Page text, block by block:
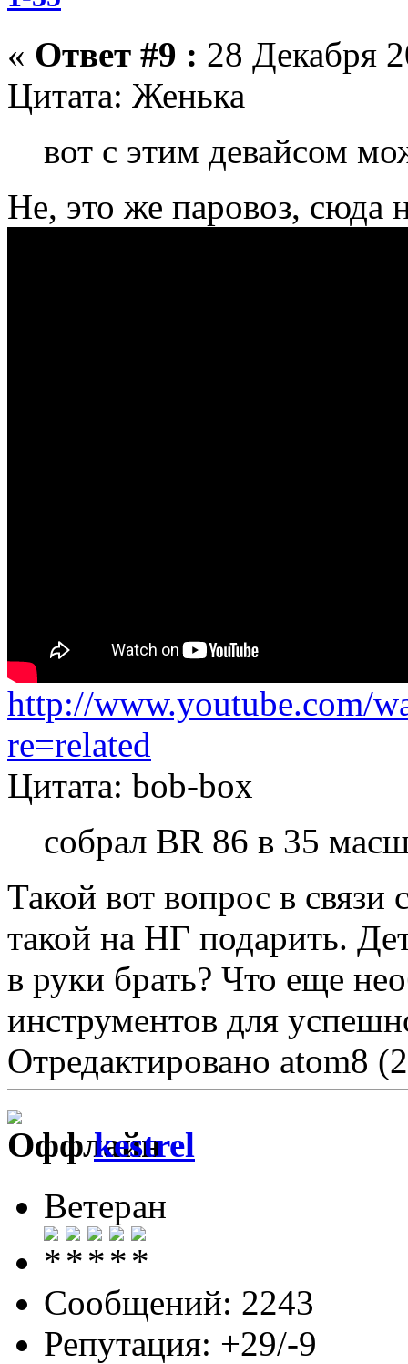
« Ответ #9 : 28 Декабря
Цитата: Женька
вот с этим девайсом
Не, это же паровоз, сюда
http://www.youtube.com/
re=related
Цитата: bob-box
собрал BR 86 в 35
Такой вот вопрос в связи
такой на НГ подарить.
в руки брать? Что еще
инструментов для
Отредактировано atom8
kestrel
Ветеран
Сообщений: 2243
Репутация: +29/-9